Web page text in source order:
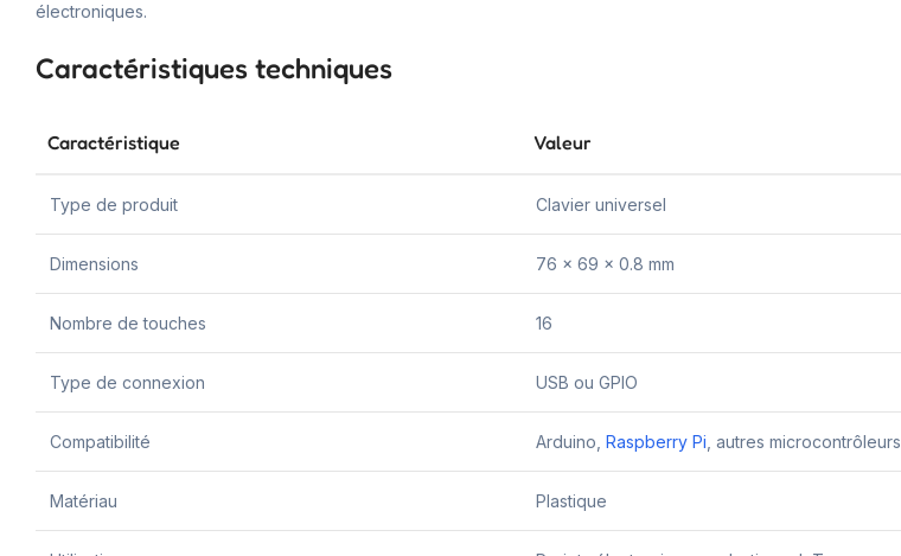
électroniques.
Caractéristiques techniques
Caractéristique Valeur
Type de produit Clavier universel
Dimensions 76 x 69 x 0.8 mm
Nombre de touches 16
Type de connexion USB ou GPIO
Compatibilité Arduino, Raspberry Pi , autres microcontrôleurs
Matériau Plastique